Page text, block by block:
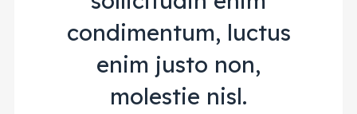
condimentum, luctus
enim justo non,
molestie nisl.